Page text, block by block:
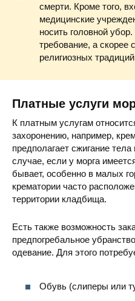
смерти. Кроме того,
медицинские
носить головной
требование, а скорее
религиозных
Платные услуги
К платным услугам
захоронению, например,
предполагает сжигание
случае, если у морга
бывает, особенно в малых
крематории часто
территории кладбища.
Есть также возможность
предпогребальное
одевание. Для этого
Обувь (слиперы или